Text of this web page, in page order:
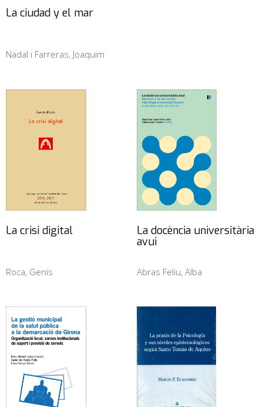
La ciudad y el mar
Nadal i Farreras, Joaquim
La crisi digital
Roca, Genís
La docència universitària
avui
Abras Feliu, Alba